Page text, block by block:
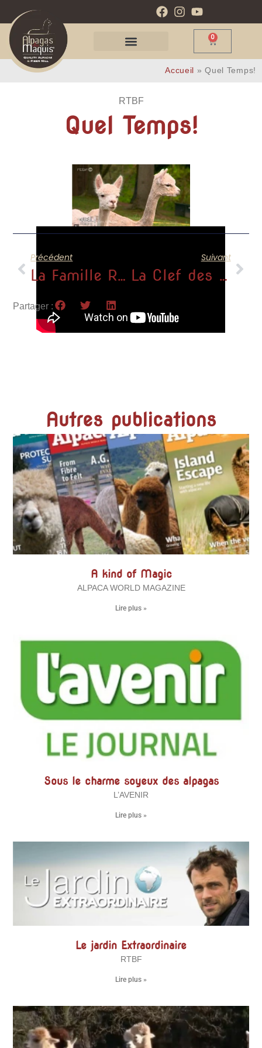
0
Accueil »Quel Temps!
RTBF
Quel Temps!
Précédent
La Famille Royale rend visite à nos alpagas !
Suivant
La Clef des Champs
Partager :
Autres publications
A kind of Magic
ALPACA WORLD MAGAZINE
Lire plus »
Sous le charme soyeux des alpagas
L’AVENIR
Lire plus »
Le jardin Extraordinaire
RTBF
Lire plus »